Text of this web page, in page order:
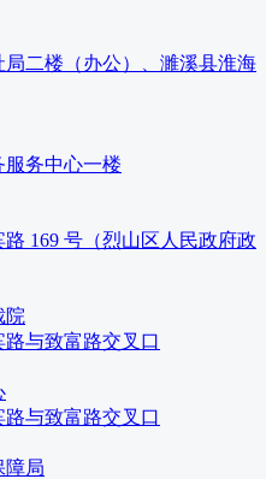
二楼（办公）、濉溪县淮海
务中心一楼
169 号‌（烈山区人民政府政
院
与致富路交叉口
与致富路交叉口
障局